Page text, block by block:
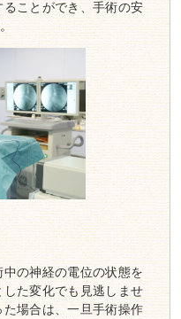
ことができ、手術の安
の神経の電位の状態を
た変化でも見逃しませ
場合は、一旦手術操作